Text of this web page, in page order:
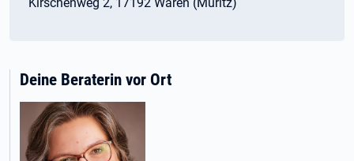
Deine Beraterin vor Ort